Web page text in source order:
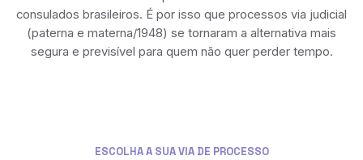
consulados brasileiros. É por isso que processos via judicial
(paterna e materna/1948) se tornaram a alternativa mais
segura e previsível para quem não quer perder tempo.
ESCOLHA A SUA VIA DE PROCESSO